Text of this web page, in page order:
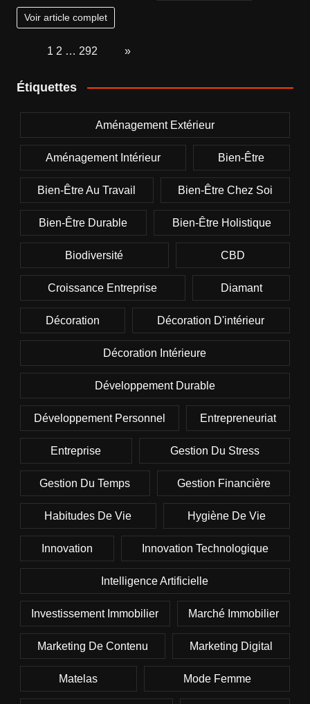
Voir article complet
1 2 … 292 »
Étiquettes
Aménagement Extérieur
Aménagement Intérieur Bien-Être
Bien-Être Au Travail Bien-Être Chez Soi
Bien-Être Durable Bien-Être Holistique
Biodiversité CBD
Croissance Entreprise Diamant
Décoration Décoration D'intérieur
Décoration Intérieure
Développement Durable
Développement Personnel Entrepreneuriat
Entreprise Gestion Du Stress
Gestion Du Temps Gestion Financière
Habitudes De Vie Hygiène De Vie
Innovation Innovation Technologique
Intelligence Artificielle
Investissement Immobilier Marché Immobilier
Marketing De Contenu Marketing Digital
Matelas Mode Femme